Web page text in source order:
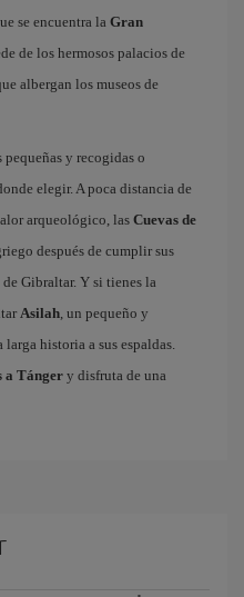
se encuentra la Gran
de los hermosos palacios de
albergan los museos de
pequeñas y recogidas o
elegir. A poca distancia de
arqueológico, las Cuevas de
después de cumplir sus
Gibraltar. Y si tienes la
Asilah, un pequeño y
historia a sus espaldas.
a Tánger y disfruta de una